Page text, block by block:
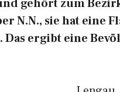
gehört zum
N.N., sie hat eine
ergibt eine